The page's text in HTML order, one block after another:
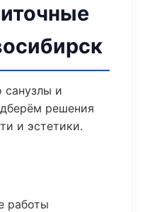
санузлы и
решения
и эстетики.
работы